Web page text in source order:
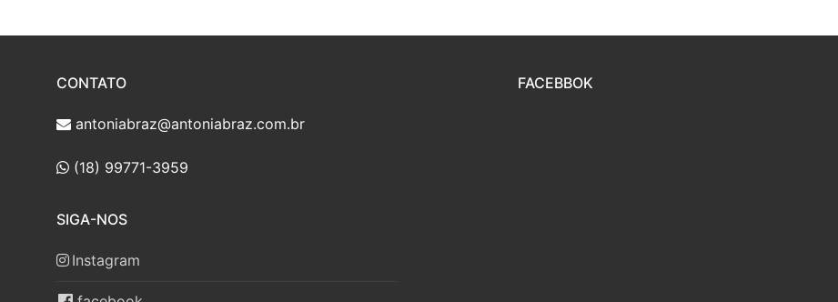
CONTATO
antoniabraz@antoniabraz.com.br
(18) 99771-3959
SIGA-NOS
Instagram
FACEBBOK